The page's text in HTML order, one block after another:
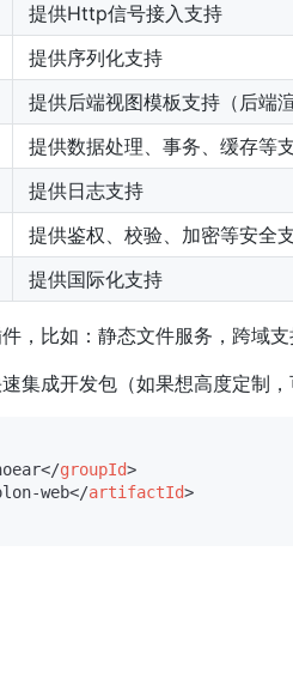
提供Http信号接入支持
提供序列化支持
提供后端视图模板支持（后端渲
提供数据处理、事务、缓存等
提供日志支持
提供鉴权、校验、加密等安全
提供国际化支持
，比如：静态文件服务，跨域
集成开发包（如果想高度定制
</groupId>
web</artifactId>